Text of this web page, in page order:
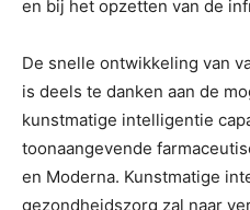
en bij het opzetten van de
De snelle ontwikkeling van
is deels te danken aan de
kunstmatige intelligentie
toonaangevende
en Moderna. Kunstmatige
gezondheidszorg zal naar